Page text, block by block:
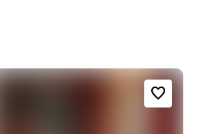
favorite_border
Ambiance
style
Accessibilité et emplacement
water